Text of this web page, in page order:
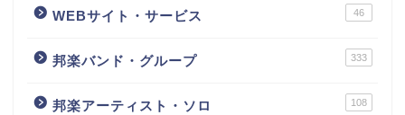
WEBサイト・サービス 46
邦楽バンド・グループ 333
邦楽アーティスト・ソロ 108